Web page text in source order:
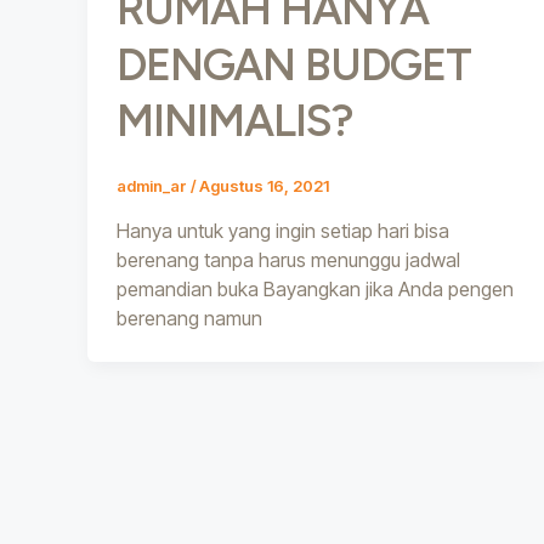
DENGAN BUDGET
MINIMALIS?
admin_ar /Agustus 16, 2021
Hanya untuk yang ingin setiap hari bisa
berenang tanpa harus menunggu jadwal
pemandian buka Bayangkan jika Anda pengen
berenang namun